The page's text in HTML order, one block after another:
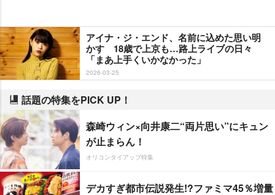
アイナ・ジ・エンド、名前に込めた思い明
かす 18歳で上京も…路上ライブの日々
「まあ上手くいかなかった」
2026-03-25
話題の特集をPICK UP！
森崎ウィン×向井康二“両片思い”にキュン
が止まらん！
オリコンタイアップ特集
デカすぎ都市伝説発生!?ファミマ45％増量